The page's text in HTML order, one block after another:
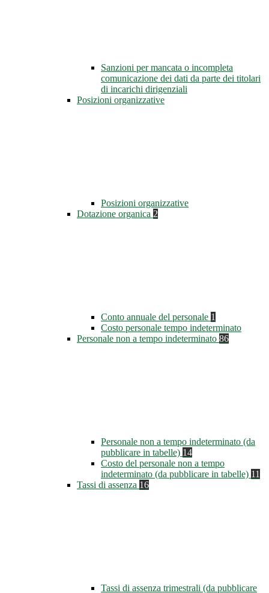
Sanzioni per mancata o incompleta
comunicazione dei dati da parte dei titolari
di incarichi dirigenziali
Posizioni organizzative
Posizioni organizzative
Dotazione organica 2
Conto annuale del personale 1
Costo personale tempo indeterminato
Personale non a tempo indeterminato 86
Personale non a tempo indeterminato (da
pubblicare in tabelle) 14
Costo del personale non a tempo
indeterminato (da pubblicare in tabelle) 11
Tassi di assenza 16
Tassi di assenza trimestrali (da pubblicare